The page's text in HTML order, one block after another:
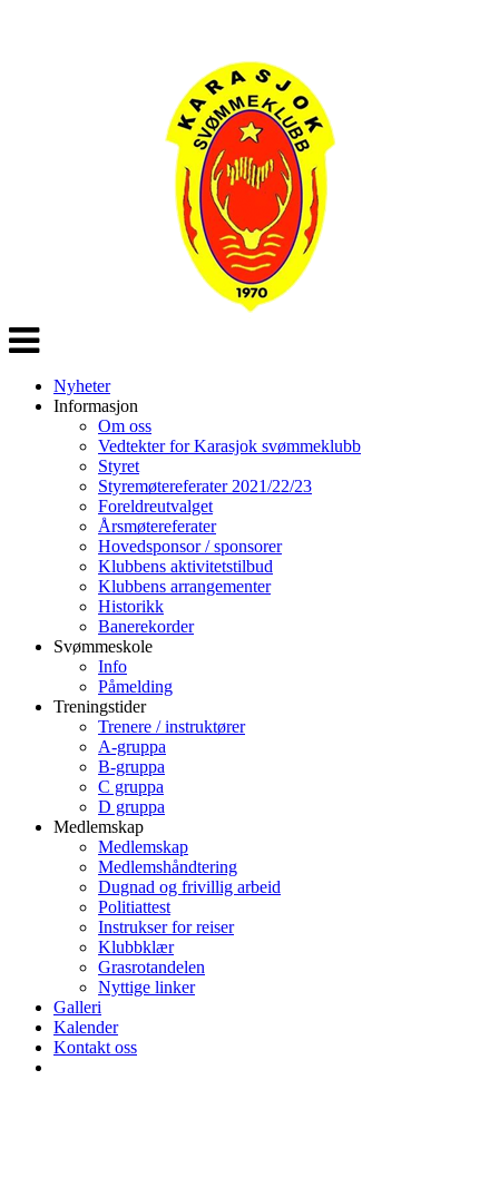
Veksle
navigasjon
Nyheter
Informasjon
Om oss
Vedtekter for Karasjok svømmeklubb
Styret
Styremøtereferater 2021/22/23
Foreldreutvalget
Årsmøtereferater
Hovedsponsor / sponsorer
Klubbens aktivitetstilbud
Klubbens arrangementer
Historikk
Banerekorder
Svømmeskole
Info
Påmelding
Treningstider
Trenere / instruktører
A-gruppa
B-gruppa
C gruppa
D gruppa
Medlemskap
Medlemskap
Medlemshåndtering
Dugnad og frivillig arbeid
Politiattest
Instrukser for reiser
Klubbklær
Grasrotandelen
Nyttige linker
Galleri
Kalender
Kontakt oss